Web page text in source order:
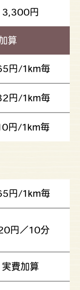
3,300円
算
円/1km毎
円/1km毎
円/1km毎
円/1km毎
円／10分
実費加算